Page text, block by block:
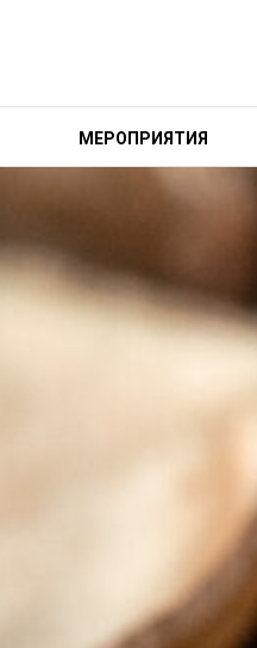
МЕРОПРИЯТИЯ